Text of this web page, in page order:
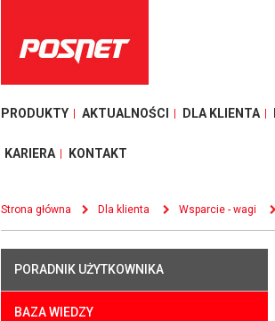
PRODUKTY AKTUALNOŚCI DLA KLIENTA
KARIERA KONTAKT
Strona główna Dla klienta Wsparcie - wagi
PORADNIK UŻYTKOWNIKA
BAZA WIEDZY